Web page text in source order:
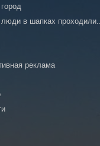
в шапках проходили...
реклама